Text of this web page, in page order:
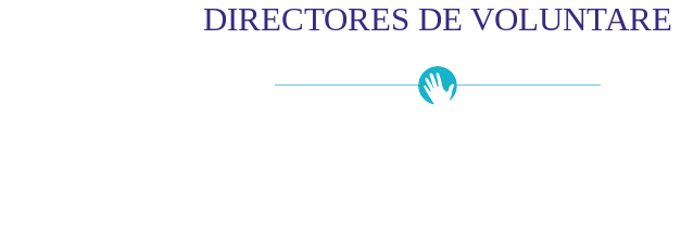
DIRECTORES DE VOLUNTARE